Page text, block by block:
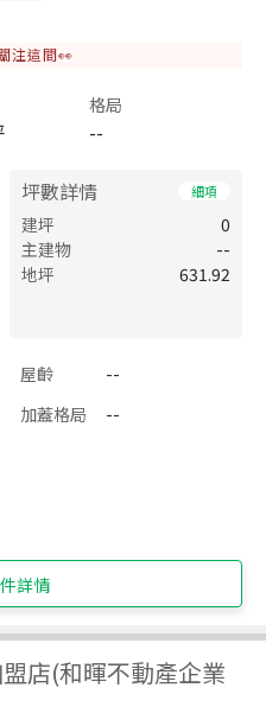
注這間👀
格局
--
坪數詳情 細項
建坪
0
主建物
--
地坪
631.92
屋齡
--
加蓋格局
--
詳情
店(和暉不動產企業